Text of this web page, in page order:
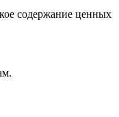
содержание ценных